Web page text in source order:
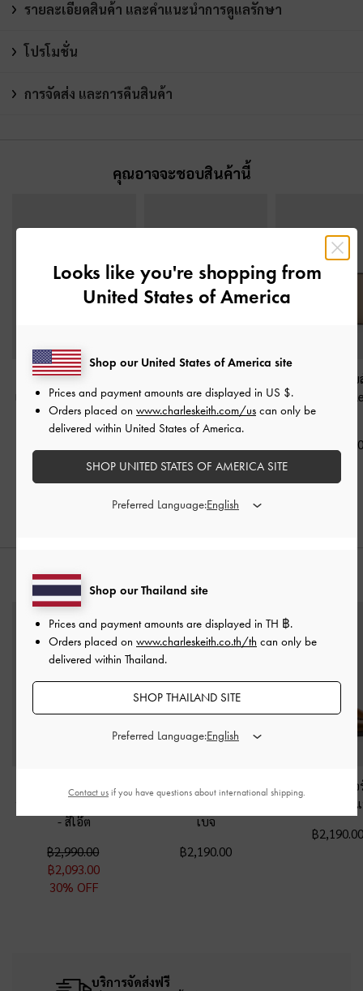
รายละเอียดสินค้า และคำแนะนำการดูแลรักษา
โปรโมชั่น
การจัดส่ง และการคืนสินค้า
คุณอาจจะชอบสินค้านี้
กระเป๋าสตางค์ใบยาว
แบบซิปรอบรุ่น Chance
-สีโทป
Everleigh-สีโทป
฿1,590.00
กระเป๋าสตางค์
ซิปรอบรุ่น
฿1,590.00
สไตล์ลุคด้วย
กระเป๋าสะพายข้างทรง
พระจันทร์เสี้ยวรุ่น Calla
-สีโอ๊ต
฿2,990.00
฿2,093.00
30% OFF
รองเท้าโลฟเฟอร์หนัง
กลับรัดส้นรุ่น Gale
เบจ
฿2,190.00
รองเท้าโลฟเฟ
รุ่น Gale
฿2,190.00
บริการจัดส่งฟรี
Looks like you're shopping from
United States of America
Shop our Thailand site
Prices and payment amounts are displayed in TH ฿.
Orders placed on www.charleskeith.co.th/th can only be
delivered within Thailand.
SHOP THAILAND SITE
Preferred Language:
Shop our United States of America site
Prices and payment amounts are displayed in US $.
Orders placed on www.charleskeith.com/us can only be
delivered within United States of America.
SHOP UNITED STATES OF AMERICA SITE
Preferred Language:
Contact us if you have questions about international shipping.